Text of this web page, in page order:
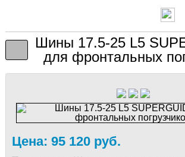
Шины 17.5-25 L5
для фронтальных
Цена: 95 120 руб.